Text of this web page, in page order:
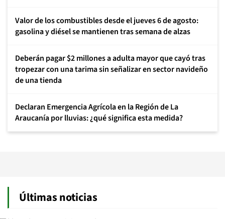
Valor de los combustibles desde el jueves 6 de agosto:
gasolina y diésel se mantienen tras semana de alzas
Deberán pagar $2 millones a adulta mayor que cayó tras
tropezar con una tarima sin señalizar en sector navideño
de una tienda
Declaran Emergencia Agrícola en la Región de La
Araucanía por lluvias: ¿qué significa esta medida?
Últimas noticias